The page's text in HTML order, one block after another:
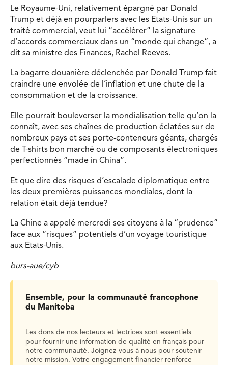
Le Royaume-Uni, relativement épargné par Donald
Trump et déjà en pourparlers avec les Etats-Unis sur un
traité commercial, veut lui “accélérer” la signature
d’accords commerciaux dans un “monde qui change”, a
dit sa ministre des Finances, Rachel Reeves.
La bagarre douanière déclenchée par Donald Trump fait
craindre une envolée de l’inflation et une chute de la
consommation et de la croissance.
Elle pourrait bouleverser la mondialisation telle qu’on la
connaît, avec ses chaînes de production éclatées sur de
nombreux pays et ses porte-conteneurs géants, chargés
de T-shirts bon marché ou de composants électroniques
perfectionnés “made in China”.
Et que dire des risques d’escalade diplomatique entre
les deux premières puissances mondiales, dont la
relation était déjà tendue?
La Chine a appelé mercredi ses citoyens à la “prudence”
face aux “risques” potentiels d’un voyage touristique
aux Etats-Unis.
burs-aue/cyb
Ensemble, pour la communauté francophone
du Manitoba
Les dons de nos lecteurs et lectrices sont essentiels
pour fournir une information de qualité en français pour
notre communauté. Joignez-vous à nous pour soutenir
notre mission. Votre engagement financier renforce